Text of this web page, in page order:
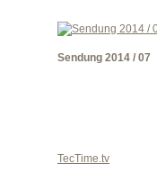
Sendung 2014 / 07
TecTime.tv